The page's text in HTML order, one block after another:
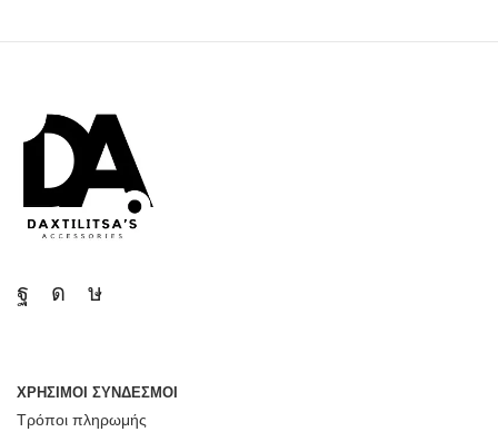
ΧΡΗΣΙΜΟΙ ΣΥΝΔΕΣΜΟΙ
Τρόποι πληρωμής